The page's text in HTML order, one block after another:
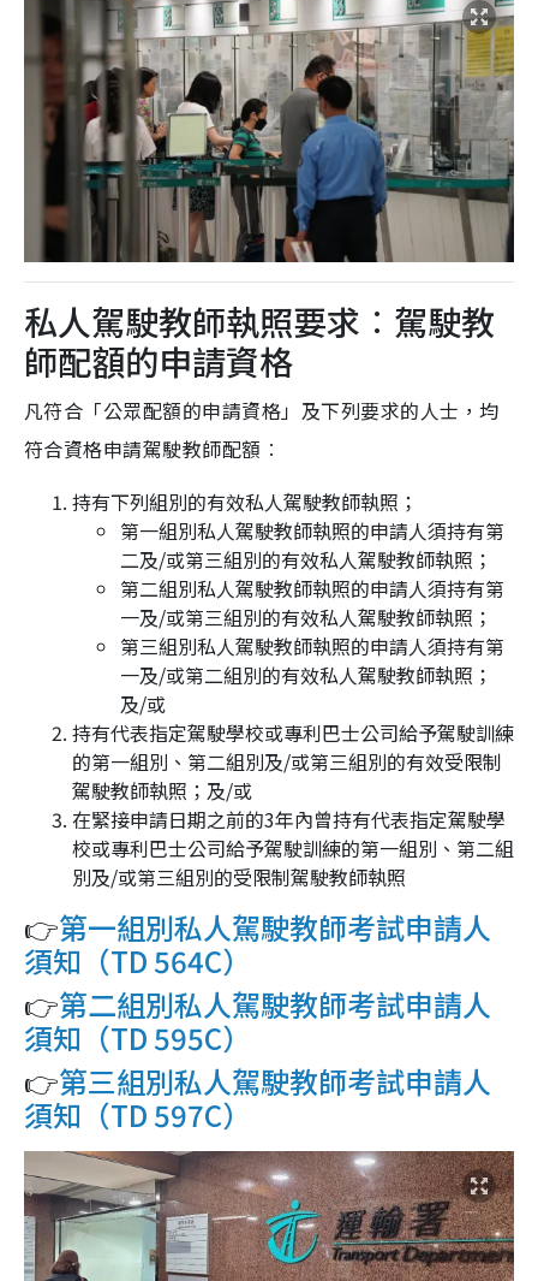
私人駕駛教師執照要求︰駕駛教
師配額的申請資格
凡符合「公眾配額的申請資格」及下列要求的人士，均
符合資格申請駕駛教師配額︰
持有下列組別的有效私人駕駛教師執照；
第一組別私人駕駛教師執照的申請人須持有第
二及/或第三組別的有效私人駕駛教師執照；
第二組別私人駕駛教師執照的申請人須持有第
一及/或第三組別的有效私人駕駛教師執照；
第三組別私人駕駛教師執照的申請人須持有第
一及/或第二組別的有效私人駕駛教師執照；
及/或
持有代表指定駕駛學校或專利巴士公司給予駕駛訓練
的第一組別、第二組別及/或第三組別的有效受限制
駕駛教師執照；及/或
在緊接申請日期之前的3年內曾持有代表指定駕駛學
校或專利巴士公司給予駕駛訓練的第一組別、第二組
別及/或第三組別的受限制駕駛教師執照
👉第一組別私人駕駛教師考試申請人
須知（TD 564C）
👉第二組別私人駕駛教師考試申請人
須知（TD 595C）
👉第三組別私人駕駛教師考試申請人
須知（TD 597C）